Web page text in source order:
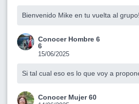
Bienvenido Mike en tu vuelta al
Conocer Hombre 6
6
15/06/2025
Si tal cual eso es lo que voy a
Conocer Mujer 60